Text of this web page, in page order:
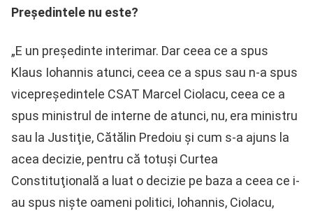
Preşedintele nu este?
„E un preşedinte interimar. Dar ceea ce a spus
Klaus Iohannis atunci, ceea ce a spus sau n-a spus
vicepreşedintele CSAT Marcel Ciolacu, ceea ce a
spus ministrul de interne de atunci, nu, era ministru
sau la Justiţie, Cătălin Predoiu şi cum s-a ajuns la
acea decizie, pentru că totuşi Curtea
Constituţională a luat o decizie pe baza a ceea ce i-
au spus nişte oameni politici, Iohannis, Ciolacu,